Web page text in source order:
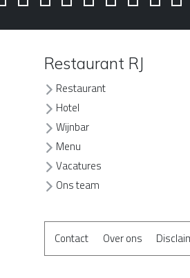
Restaurant RJ
Restaurant
Hotel
Wijnbar
Menu
Vacatures
Ons team
Contact Over ons